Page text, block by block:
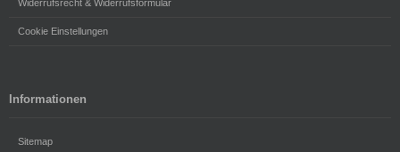
Widerrufsrecht & Widerrufsformular
Cookie Einstellungen
Informationen
Sitemap